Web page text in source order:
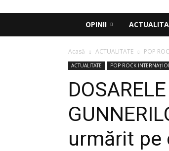
OPINII
Acasă ACTUALITATE POP
ACTUALITATE POP ROCK
urmărit pe